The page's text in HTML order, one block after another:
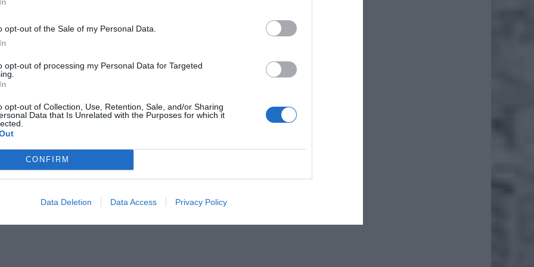
opt-out of the Sale of my Personal Data.
opt-out of processing my Personal Data for Targeted
opt-out of Collection, Use, Retention, Sale, and/or Sharing
Data that Is Unrelated with the Purposes for which it
CONFIRM
Data Deletion Data Access Privacy Policy
2026 12:56
partii:23.10.21.T12
spożyć przed:
skorupkach jaj:
wprowadzający do obrotu:Polskie Fermy Grupa Producentów Sp. z
Włostowa 109D, 48-317 Korfantów Zakład pakowania i sortowania
16075903.